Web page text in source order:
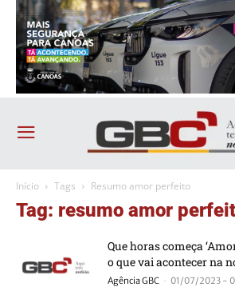
Início Tags Resumo amor perfeito
Tag: resumo amor
Que horas começa
o que vai acontecer na
Agência GBC - 01/07/2023 -